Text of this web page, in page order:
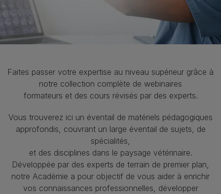
Faites passer votre expertise au niveau supérieur grâce à
notre collection complète de webinaires
formateurs et des cours révisés par des experts.
Vous trouverez ici un éventail de matériels pédagogiques
approfondis, couvrant un large éventail de sujets, de
spécialités,
et des disciplines dans le paysage vétérinaire.
Développée par des experts de terrain de premier plan,
notre Académie a pour objectif de vous aider à enrichir
vos connaissances professionnelles, développer